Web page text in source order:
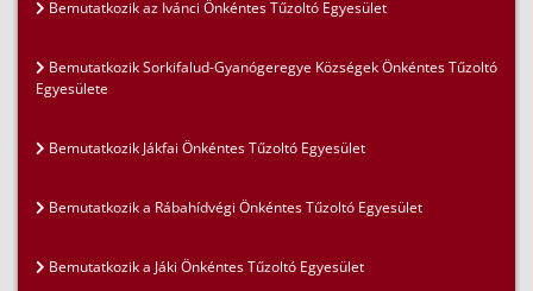
Bemutatkozik az Ivánci Önkéntes Tűzoltó Egyesület
Bemutatkozik Sorkifalud-Gyanógeregye Községek Önkéntes Tűzoltó
Egyesülete
Bemutatkozik Jákfai Önkéntes Tűzoltó Egyesület
Bemutatkozik a Rábahídvégi Önkéntes Tűzoltó Egyesület
Bemutatkozik a Jáki Önkéntes Tűzoltó Egyesület